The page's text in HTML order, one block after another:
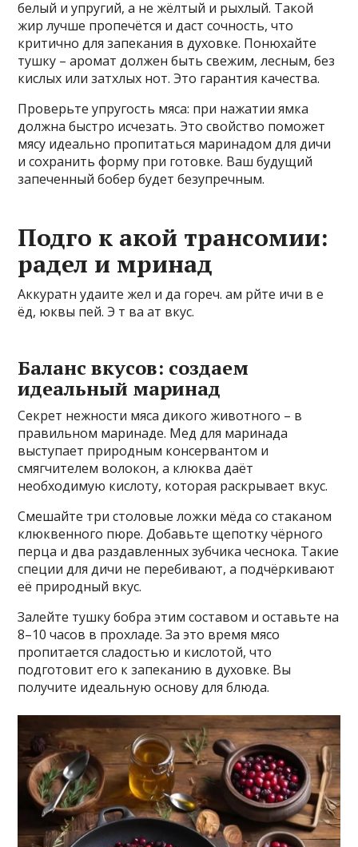
белый и упругий, а не жёлтый и рыхлый. Такой
жир лучше пропечётся и даст сочность, что
критично для запекания в духовке. Понюхайте
тушку – аромат должен быть свежим, лесным, без
кислых или затхлых нот. Это гарантия качества.
Проверьте упругость мяса: при нажатии ямка
должна быстро исчезать. Это свойство поможет
мясу идеально пропитаться маринадом для дичи
и сохранить форму при готовке. Ваш будущий
запеченный бобер будет безупречным.
Подго к акой трансомии:
радел и мринад
Аккуратн удаите жел и да гореч. ам рйте ичи в е
ёд, юквы пей. Э т ва ат вкус.
Баланс вкусов: создаем
идеальный маринад
Секрет нежности мяса дикого животного – в
правильном маринаде. Мед для маринада
выступает природным консервантом и
смягчителем волокон, а клюква даёт
необходимую кислоту, которая раскрывает вкус.
Смешайте три столовые ложки мёда со стаканом
клюквенного пюре. Добавьте щепотку чёрного
перца и два раздавленных зубчика чеснока. Такие
специи для дичи не перебивают, а подчёркивают
её природный вкус.
Залейте тушку бобра этим составом и оставьте на
8–10 часов в прохладе. За это время мясо
пропитается сладостью и кислотой, что
подготовит его к запеканию в духовке. Вы
получите идеальную основу для блюда.